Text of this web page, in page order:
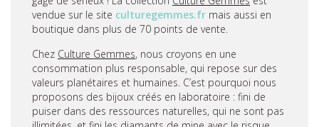
vendue sur le site culturegemmes.fr mais aussi en
boutique dans plus de 70 points de vente.
Chez Culture Gemmes, nous croyons en une
consommation plus responsable, qui repose sur des
valeurs planétaires et humaines. C’est pourquoi nous
proposons des bijoux créés en laboratoire : fini de
puiser dans des ressources naturelles, qui ne sont pas